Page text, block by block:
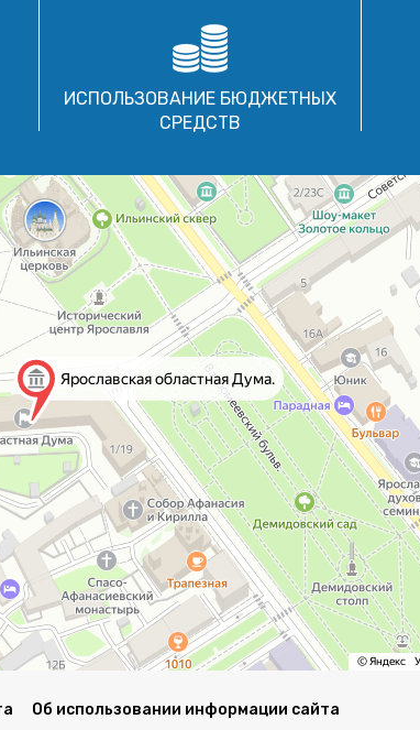
ИСПОЛЬЗОВАНИЕ БЮДЖЕТНЫХ
СРЕДСТВ
Об использовании информации сайта